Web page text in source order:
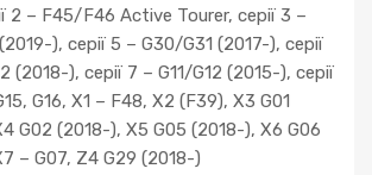
2 – F45/F46 Active Tourer, серії 3 –
), серії 5 – G30/G31 (2017-), серії
(2018-), серії 7 – G11/G12 (2015-), серії
G16, X1 – F48, X2 (F39), X3 G01
G02 (2018-), X5 G05 (2018-), X6 G06
– G07, Z4 G29 (2018-)